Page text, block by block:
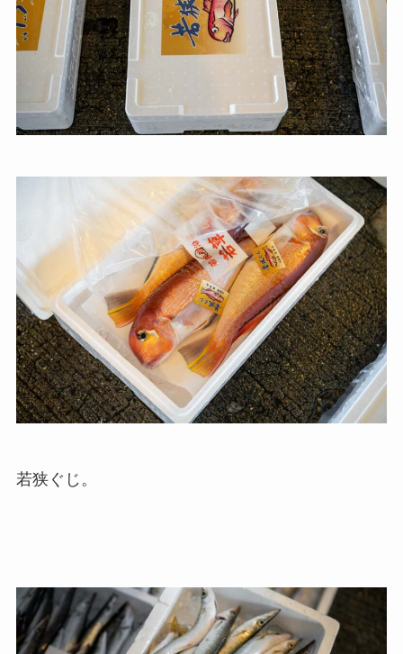
若狭ぐじ。